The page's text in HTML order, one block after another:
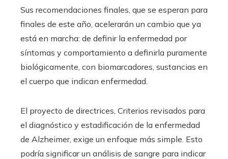
Sus recomendaciones finales, que se esperan para
finales de este año, acelerarán un cambio que ya
está en marcha: de definir la enfermedad por
síntomas y comportamiento a definirla puramente
biológicamente, con biomarcadores, sustancias en
el cuerpo que indican enfermedad.
El proyecto de directrices, Criterios revisados ​​para
el diagnóstico y estadificación de la enfermedad
de Alzheimer, exige un enfoque más simple. Esto
podría significar un análisis de sangre para indicar